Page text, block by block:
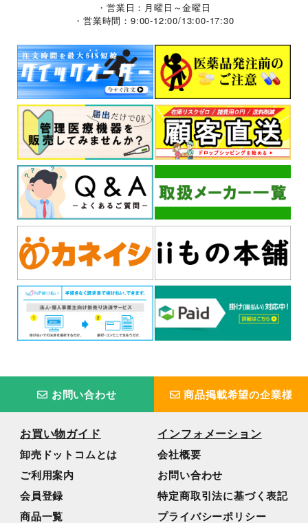
・営業日：月曜日～金曜日
・営業時間：9:00-12:00/13:00-17:30
お問い合わせ 商品掲載希望の企業様
お買い物ガイド
卸売ドットコムとは
ご利用案内
会員登録
商品一覧
インフォメーション
会社概要
お問い合わせ
特定商取引法に基づく表記
プライバシーポリシー